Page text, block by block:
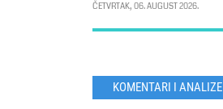
ČETVRTAK, 06. AUGUST 2026.
KOMENTARI I ANALIZE